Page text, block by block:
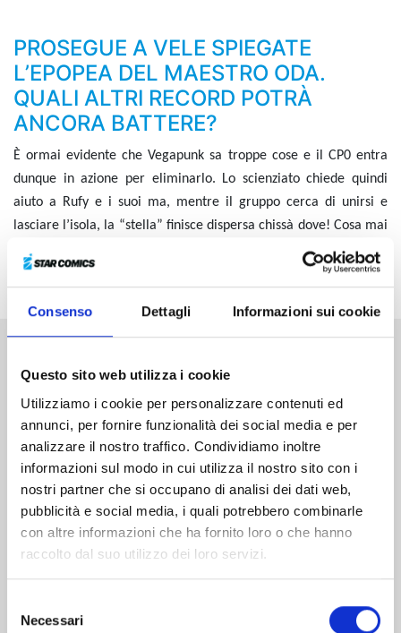
Consenso Dettagli Informazioni sui cookie
Questo sito web utilizza i cookie
Utilizziamo i cookie per personalizzare contenuti ed
annunci, per fornire funzionalità dei social media e per
analizzare il nostro traffico. Condividiamo inoltre
informazioni sul modo in cui utilizza il nostro sito con i
nostri partner che si occupano di analisi dei dati web,
pubblicità e social media, i quali potrebbero combinarle
con altre informazioni che ha fornito loro o che hanno
raccolto dal suo utilizzo dei loro servizi.
delNecessari
PROSEGUE A VELE SPIEGATE
L’EPOPEA DEL MAESTRO ODA.
QUALI ALTRI RECORD POTRÀ
ANCORA BATTERE?
È ormai evidente che Vegapunk sa troppe cose e il CP0 entra
dunque in azione per eliminarlo. Lo scienziato chiede quindi
aiuto a Rufy e i suoi ma, mentre il gruppo cerca di unirsi e
lasciare l’isola, la “stella” finisce dispersa chissà dove! Cosa mai
starà succedendo sulla strampalata e futuristica isola di
Egghead?!
Altri volumi della serie